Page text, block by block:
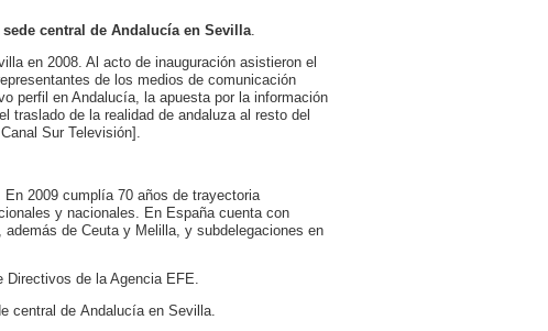
central de Andalucía en Sevilla.
en 2008. Al acto de inauguración asistieron el
de los medios de comunicación
perfil en Andalucía, la apuesta por la información
traslado de la realidad de andaluza al resto del
Sur Televisión].
2009 cumplía 70 años de trayectoria
y nacionales. En España cuenta con
de Ceuta y Melilla, y subdelegaciones en
Directivos de la Agencia EFE.
central de Andalucía en Sevilla.